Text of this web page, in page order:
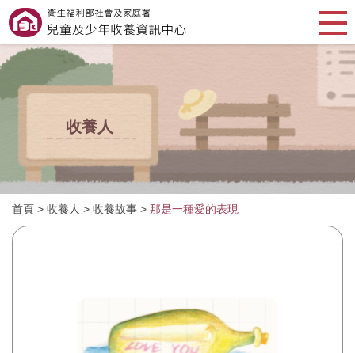
收養人
首頁 > 收養人 > 收養故事 > 那是一種愛的表現